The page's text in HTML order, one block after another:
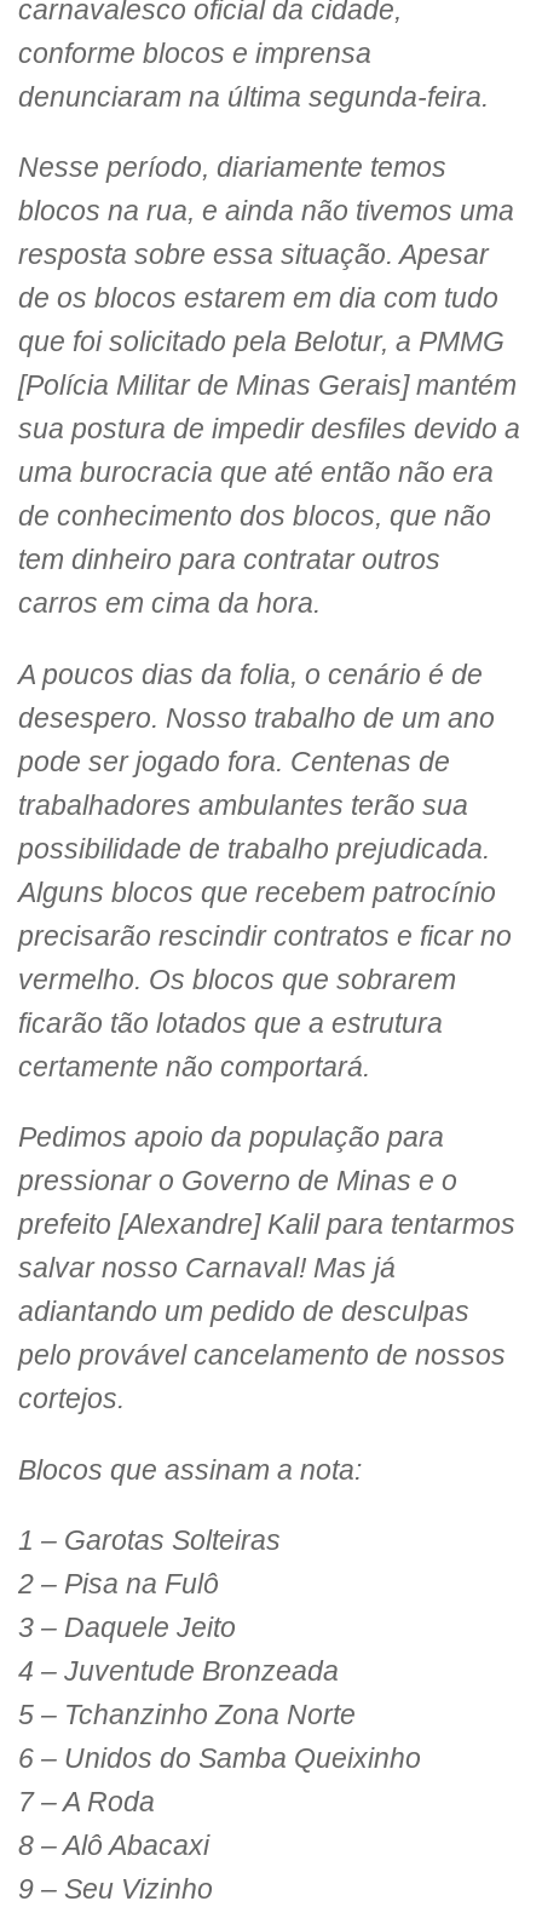
carnavalesco oficial da cidade,
conforme blocos e imprensa
denunciaram na última segunda-feira.
Nesse período, diariamente temos
blocos na rua, e ainda não tivemos uma
resposta sobre essa situação. Apesar
de os blocos estarem em dia com tudo
que foi solicitado pela Belotur, a PMMG
[Polícia Militar de Minas Gerais] mantém
sua postura de impedir desfiles devido a
uma burocracia que até então não era
de conhecimento dos blocos, que não
tem dinheiro para contratar outros
carros em cima da hora.
A poucos dias da folia, o cenário é de
desespero. Nosso trabalho de um ano
pode ser jogado fora. Centenas de
trabalhadores ambulantes terão sua
possibilidade de trabalho prejudicada.
Alguns blocos que recebem patrocínio
precisarão rescindir contratos e ficar no
vermelho. Os blocos que sobrarem
ficarão tão lotados que a estrutura
certamente não comportará.
Pedimos apoio da população para
pressionar o Governo de Minas e o
prefeito [Alexandre] Kalil para tentarmos
salvar nosso Carnaval! Mas já
adiantando um pedido de desculpas
pelo provável cancelamento de nossos
cortejos.
Blocos que assinam a nota:
1 – Garotas Solteiras
2 – Pisa na Fulô
3 – Daquele Jeito
4 – Juventude Bronzeada
5 – Tchanzinho Zona Norte
6 – Unidos do Samba Queixinho
7 – A Roda
8 – Alô Abacaxi
9 – Seu Vizinho